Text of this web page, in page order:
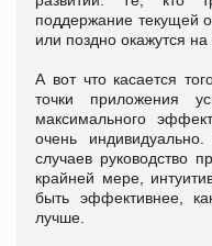
поддержание текущей
или поздно окажутся
А вот что касается
точки приложения
максимального
очень
случаев руководство
крайней мере,
быть эффективнее,
лучше.